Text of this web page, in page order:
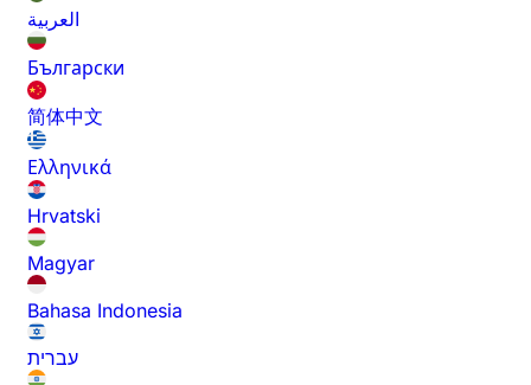
العربية
Български
简体中文
Ελληνικά
Hrvatski
Magyar
Bahasa Indonesia
עברית